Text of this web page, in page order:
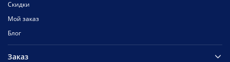
Скидки
Мой заказ
Блог
Заказ